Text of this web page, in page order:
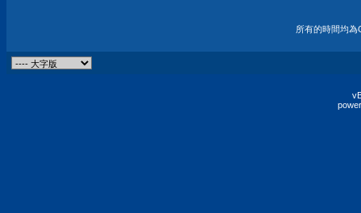
所有的時間均為